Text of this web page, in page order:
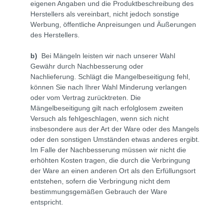
eigenen Angaben und die Produktbeschreibung des
Herstellers als vereinbart, nicht jedoch sonstige
Werbung, öffentliche Anpreisungen und Äußerungen
des Herstellers.
b) Bei Mängeln leisten wir nach unserer Wahl
Gewähr durch Nachbesserung oder
Nachlieferung. Schlägt die Mangelbeseitigung fehl,
können Sie nach Ihrer Wahl Minderung verlangen
oder vom Vertrag zurücktreten. Die
Mängelbeseitigung gilt nach erfolglosem zweiten
Versuch als fehlgeschlagen, wenn sich nicht
insbesondere aus der Art der Ware oder des Mangels
oder den sonstigen Umständen etwas anderes ergibt.
Im Falle der Nachbesserung müssen wir nicht die
erhöhten Kosten tragen, die durch die Verbringung
der Ware an einen anderen Ort als den Erfüllungsort
entstehen, sofern die Verbringung nicht dem
bestimmungsgemäßen Gebrauch der Ware
entspricht.